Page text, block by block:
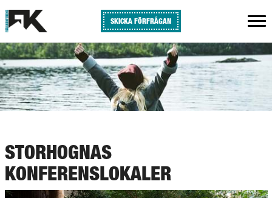
SKICKA FÖRFRÅGAN
STORHOGNAS
KONFERENSLOKALER